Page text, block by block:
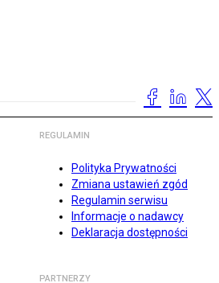
REGULAMIN
Polityka Prywatności
Zmiana ustawień zgód
Regulamin serwisu
Informacje o nadawcy
Deklaracja dostępności
PARTNERZY